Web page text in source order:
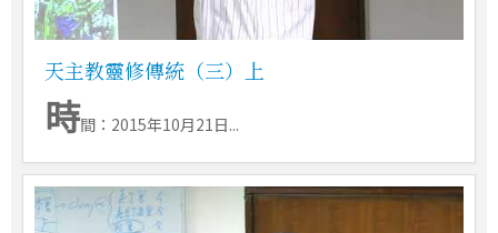
天主教靈修傳統（三）上
時間：2015年10月21日...